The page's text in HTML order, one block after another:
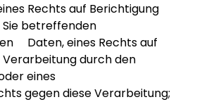
Rechts auf Berichtigung
Sie betreffenden
Daten, eines Rechts auf
Verarbeitung durch den
eines
gegen diese Verarbeitung;